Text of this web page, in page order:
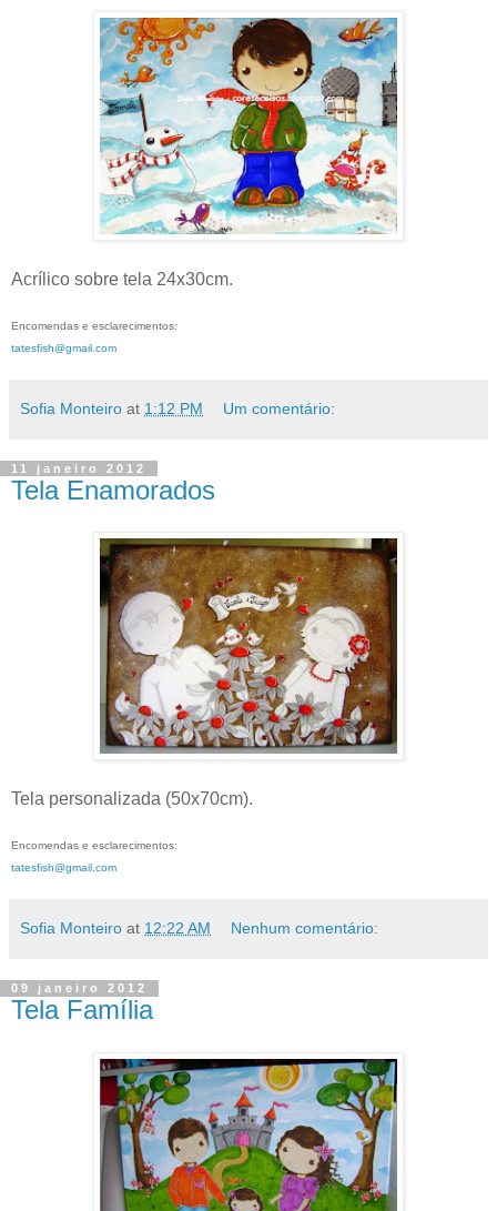
Acrílico sobre tela 24x30cm.
Encomendas e esclarecimentos:
tatesfish@gmail.com
Sofia Monteiro at 1:12 PM Um comentário:
11 janeiro 2012
Tela Enamorados
Tela personalizada (50x70cm).
Encomendas e esclarecimentos:
tatesfish@gmail.com
Sofia Monteiro at 12:22 AM Nenhum comentário:
09 janeiro 2012
Tela Família